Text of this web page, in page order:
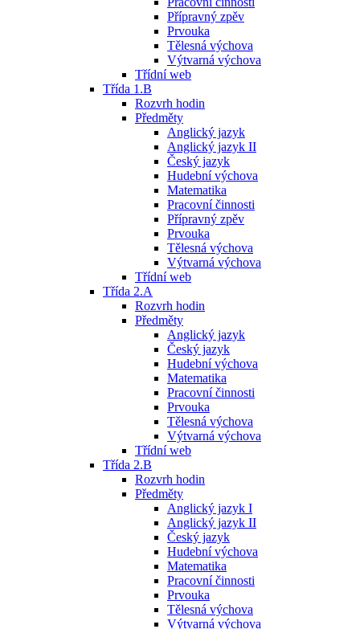
Přípravný zpěv
Prvouka
Tělesná výchova
Výtvarná výchova
Třídní web
Třída 1.B
Rozvrh hodin
Předměty
Anglický jazyk
Anglický jazyk II
Český jazyk
Hudební výchova
Matematika
Pracovní činnosti
Přípravný zpěv
Prvouka
Tělesná výchova
Výtvarná výchova
Třídní web
Třída 2.A
Rozvrh hodin
Předměty
Anglický jazyk
Český jazyk
Hudební výchova
Matematika
Pracovní činnosti
Prvouka
Tělesná výchova
Výtvarná výchova
Třídní web
Třída 2.B
Rozvrh hodin
Předměty
Anglický jazyk I
Anglický jazyk II
Český jazyk
Hudební výchova
Matematika
Pracovní činnosti
Prvouka
Tělesná výchova
Výtvarná výchova